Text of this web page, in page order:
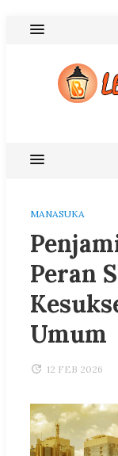
MANASUKA
Peran
Umum
12 FEB 2026